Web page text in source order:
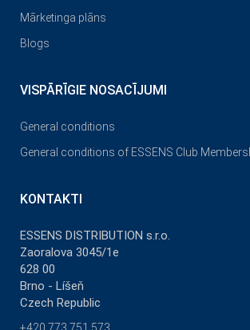
Mārketinga plāns
Blogs
VISPĀRĪGIE NOSACĪJUMI
General conditions
General conditions of ESSENS Club
KONTAKTI
ESSENS DISTRIBUTION s.r.o.
Zaoralova 3045/1e
628 00
Brno - Líšeň
Czech Republic